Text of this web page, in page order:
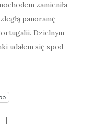
zamieniła
panoramę
Dzielnym
udałem się spod